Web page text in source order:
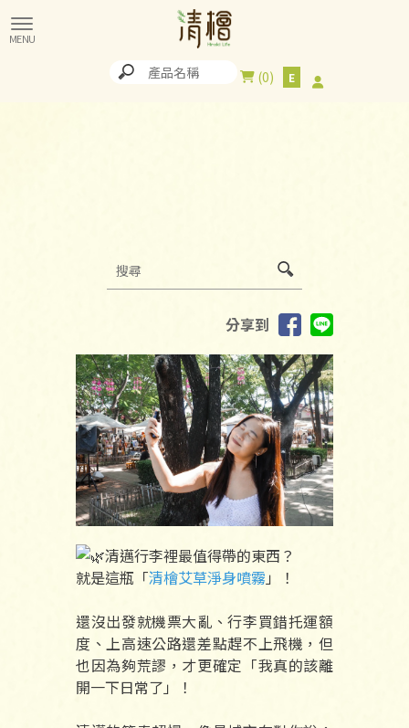
0
分享到
清邁行李裡最值得帶的東西？
就是這瓶「清檜艾草淨身噴霧 」！
還沒出發就機票大亂、行李買錯托運額
度、上高速公路還差點趕不上飛機，但
也因為夠荒謬，才更確定「我真的該離
開一下日常了」！